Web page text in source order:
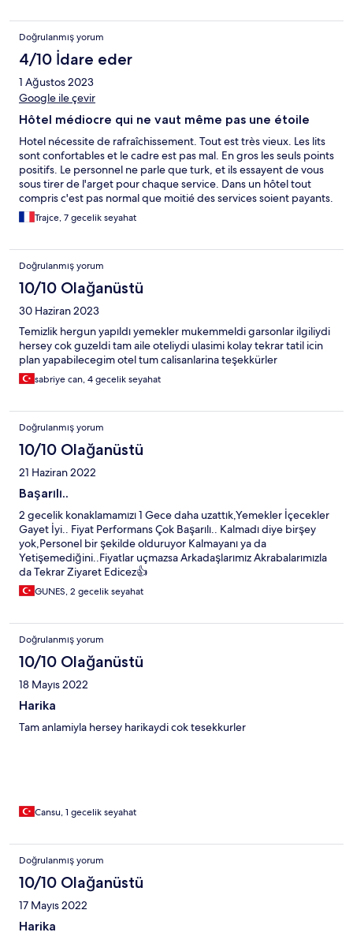
Doğrulanmış yorum
4/10 İdare eder
1 Ağustos 2023
Google ile çevir
Hôtel médiocre qui ne vaut même pas une étoile
Hotel nécessite de rafraîchissement. Tout est très vieux. Les lits
sont confortables et le cadre est pas mal. En gros les seuls points
positifs. Le personnel ne parle que turk, et ils essayent de vous
sous tirer de l'arget pour chaque service. Dans un hôtel tout
compris c'est pas normal que moitié des services soient payants.
En gros chèr pour ce que c'est.
Trajce, 7 gecelik seyahat
Doğrulanmış yorum
10/10 Olağanüstü
30 Haziran 2023
Temizlik hergun yapıldı yemekler mukemmeldi garsonlar ilgiliydi
hersey cok guzeldi tam aile oteliydi ulasimi kolay tekrar tatil icin
plan yapabilecegim otel tum calisanlarina teşekkürler
sabriye can, 4 gecelik seyahat
Doğrulanmış yorum
10/10 Olağanüstü
21 Haziran 2022
Başarılı..
2 gecelik konaklamamızı 1 Gece daha uzattık,Yemekler İçecekler
Gayet İyi.. Fiyat Performans Çok Başarılı.. Kalmadı diye birşey
yok,Personel bir şekilde olduruyor Kalmayanı ya da
Yetişemediğini..Fiyatlar uçmazsa Arkadaşlarımız Akrabalarımızla
da Tekrar Ziyaret Edicez👍
GUNES, 2 gecelik seyahat
Doğrulanmış yorum
10/10 Olağanüstü
18 Mayıs 2022
Harika
Tam anlamiyla hersey harikaydi cok tesekkurler
Cansu, 1 gecelik seyahat
Doğrulanmış yorum
10/10 Olağanüstü
17 Mayıs 2022
Harika